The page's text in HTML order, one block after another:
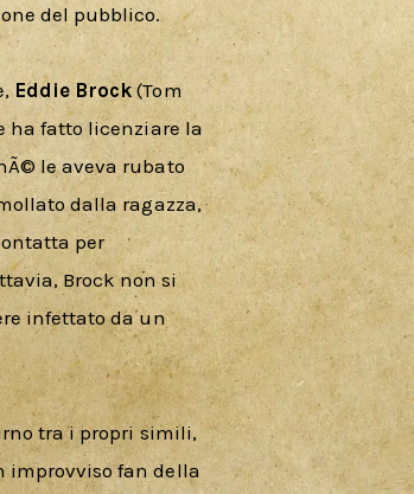
del pubblico.
Eddie Brock (Tom
ha fatto licenziare la
le aveva rubato
dalla ragazza,
per
Brock non si
infettato da un
tra i propri simili,
improvviso fan della